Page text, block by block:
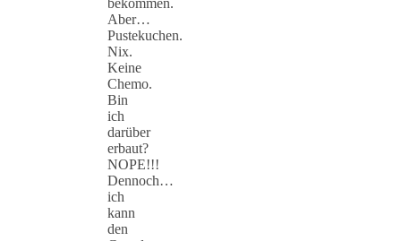
bekommen.
Aber…
Pustekuchen.
Nix.
Keine
Chemo.
Bin
ich
darüber
erbaut?
NOPE!!!
Dennoch…
ich
kann
den